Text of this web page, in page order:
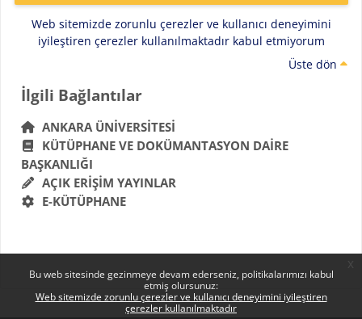
Bu web sitesinde gezinmeye devam ederseniz, politikalarımızı kabul
etmiş olursunuz:
Web sitemizde zorunlu çerezler ve kullanıcı deneyimini iyileştiren
çerezler kullanılmaktadır
Web sitemizde zorunlu çerezler ve kullanıcı deneyimini
iyileştiren çerezler kullanılmaktadır kabul etmiyorum
Üste dön
Bloklar
İlgili Bağlantılar 'yı atla
İlgili Bağlantılar
ANKARA ÜNIVERSITESI
KÜTÜPHANE VE DOKÜMANTASYON DAIRE
BAŞKANLIĞI
AÇIK ERIŞIM YAYINLAR
E-KÜTÜPHANE